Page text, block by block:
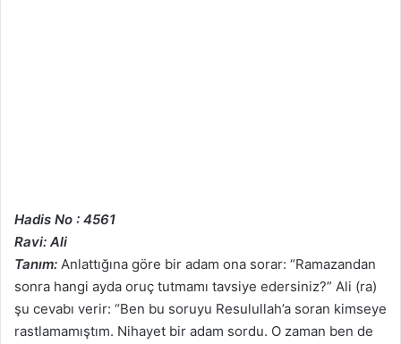
Hadis No : 4561
Ravi: Ali
Tanım: Anlattığına göre bir adam ona sorar: “Ramazandan
sonra hangi ayda oruç tutmamı tavsiye edersiniz?” Ali (ra)
şu cevabı verir: “Ben bu soruyu Resulullah’a soran kimseye
rastlamamıştım. Nihayet bir adam sordu. O zaman ben de